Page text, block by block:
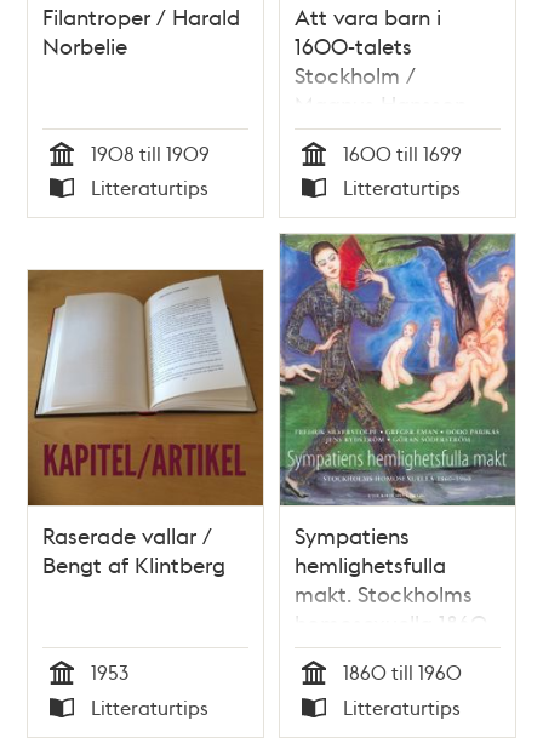
Filantroper / Harald
Norbelie
Tid
1908 till 1909
Typ
Litteraturtips
Att vara barn i
1600-talets
Stockholm /
Magnus Hansson
Tid
1600 till 1699
Typ
Litteraturtips
Raserade vallar /
Bengt af Klintberg
Tid
1953
Typ
Litteraturtips
Sympatiens
hemlighetsfulla
makt. Stockholms
homosexuella 1860-
1960.
Tid
1860 till 1960
Typ
Litteraturtips